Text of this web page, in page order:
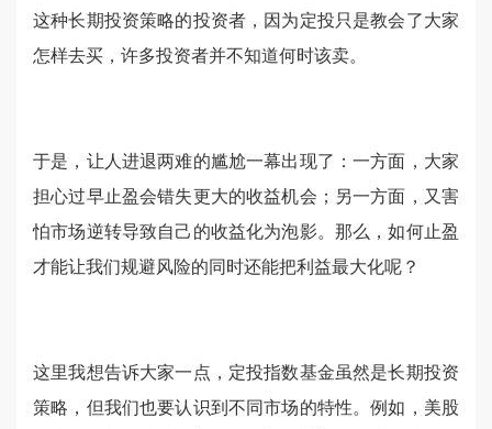
这种长期投资策略的投资者，因为定投只是教会了大家
怎样去买，许多投资者并不知道何时该卖。
于是，让人进退两难的尴尬一幕出现了：一方面，大家
担心过早止盈会错失更大的收益机会；另一方面，又害
怕市场逆转导致自己的收益化为泡影。那么，如何止盈
才能让我们规避风险的同时还能把利益最大化呢？
这里我想告诉大家一点，定投指数基金虽然是长期投资
策略，但我们也要认识到不同市场的特性。例如，美股